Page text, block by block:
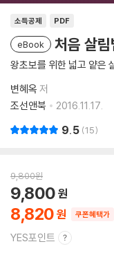
소득공제 PDF
eBook 처음 살림
왕초보를 위한 넓고 얕은
변혜옥 저
조선앤북
2016.11.17.
9.5 15
9,800원
8,820
9,800
쿠폰혜택가
YES포인트